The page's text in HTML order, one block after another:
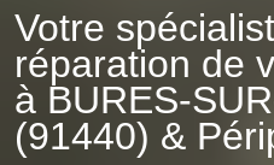
Votre
réparation de
à BURES-
(91440) &